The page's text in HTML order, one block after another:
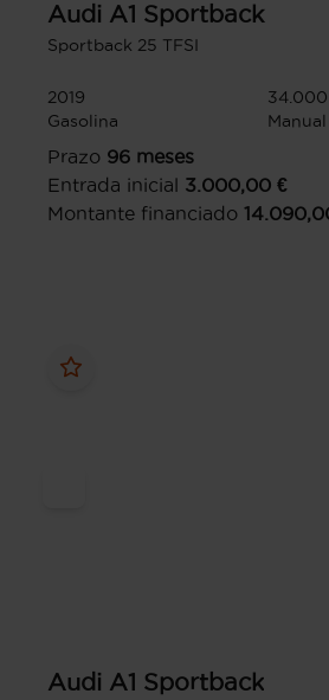
Audi A1 Sportback
Sportback 25 TFSI
2019
Gasolina
Manual
Prazo 96 meses
Entrada inicial 3.000,00 €
Montante financiado
Audi A1 Sportback